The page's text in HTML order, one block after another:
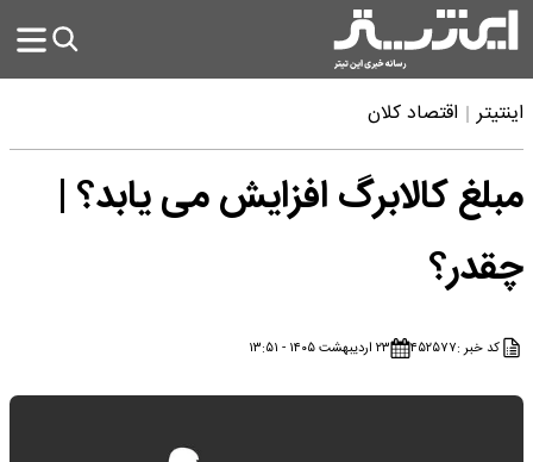
اینتیتر اقتصاد کلان
مبلغ کالابرگ افزایش می یابد؟ |
چقدر؟
کد خبر :۴۵۲۵۷۷ ۲۳ اردیبهشت ۱۴۰۵ - ۱۳:۵۱